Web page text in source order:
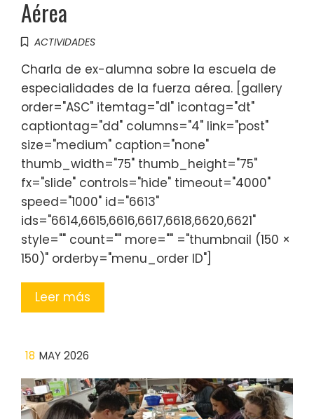
Aérea
ACTIVIDADES
Charla de ex-alumna sobre la escuela de
especialidades de la fuerza aérea. [gallery
order="ASC" itemtag="dl" icontag="dt"
captiontag="dd" columns="4" link="post"
size="medium" caption="none"
thumb_width="75" thumb_height="75"
fx="slide" controls="hide" timeout="4000"
speed="1000" id="6613"
ids="6614,6615,6616,6617,6618,6620,6621"
style="" count="" more="" ="thumbnail (150 ×
150)" orderby="menu_order ID"]
Leer más
18 MAY 2026